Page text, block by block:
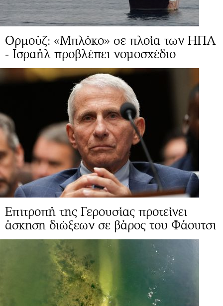
Ορμούζ: «Μπλόκο» σε πλοία των ΗΠΑ
- Ισραήλ προβλέπει νομοσχέδιο
Επιτροπή της Γερουσίας προτείνει
άσκηση διώξεων σε βάρος του Φάουτσι